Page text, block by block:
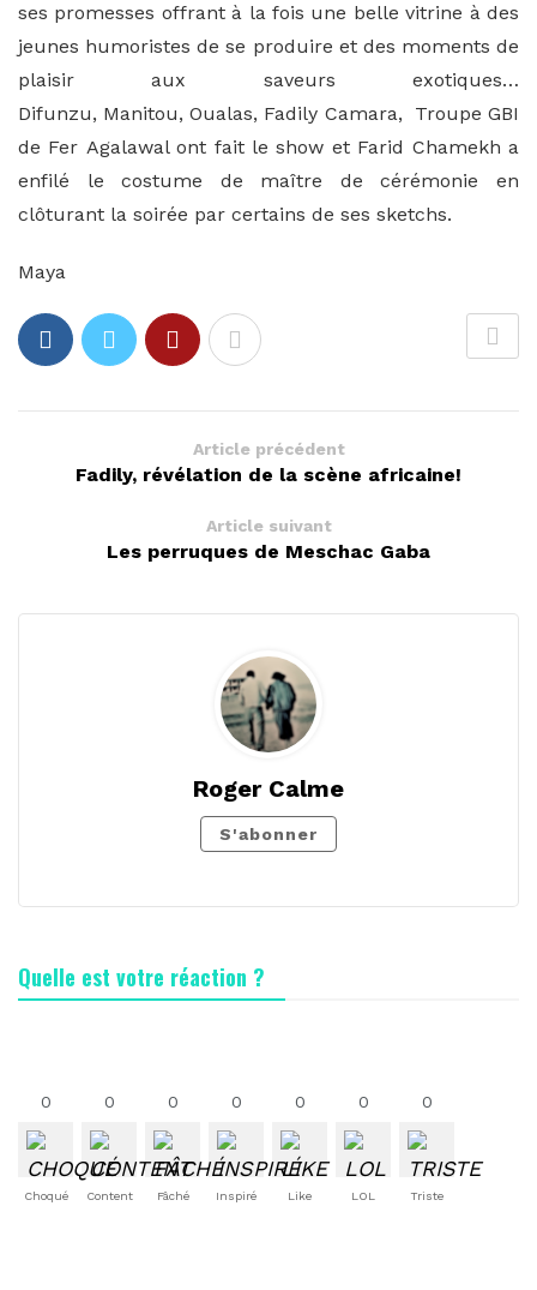
ses promesses offrant à la fois une belle vitrine à des
jeunes humoristes de se produire et des moments de
plaisir aux saveurs exotiques…
Difunzu, Manitou, Oualas, Fadily Camara, Troupe GBI
de Fer Agalawal ont fait le show et Farid Chamekh a
enfilé le costume de maître de cérémonie en
clôturant la soirée par certains de ses sketchs.
Maya
Article précédent
Fadily, révélation de la scène africaine!
Article suivant
Les perruques de Meschac Gaba
Roger Calme
S'abonner
Quelle est votre réaction ?
0
Choqué
0
Content
0
Fâché
0
Inspiré
0
Like
0
LOL
0
Triste